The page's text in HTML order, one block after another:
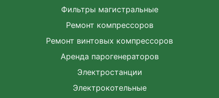
Фильтры магистральные
Ремонт компрессоров
Ремонт винтовых компрессоров
Аренда парогенераторов
Электростанции
Электрокотельные